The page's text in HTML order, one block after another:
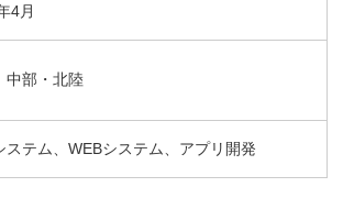
4月
中部・北陸
ステム、WEBシステム、アプリ開発